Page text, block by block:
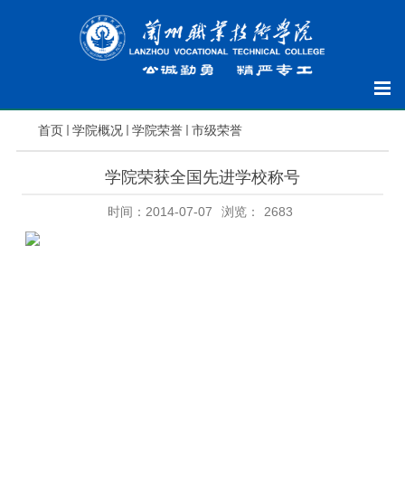
首页 学院概况 学院荣誉 市级荣誉
学院荣获全国先进学校称号
时间：2014-07-07 浏览： 2683